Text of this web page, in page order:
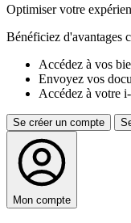
Optimiser votre
Bénéficiez d'avantages
Accédez à vos
Envoyez vos
Accédez à votre
Se créer un compte
Mon compte